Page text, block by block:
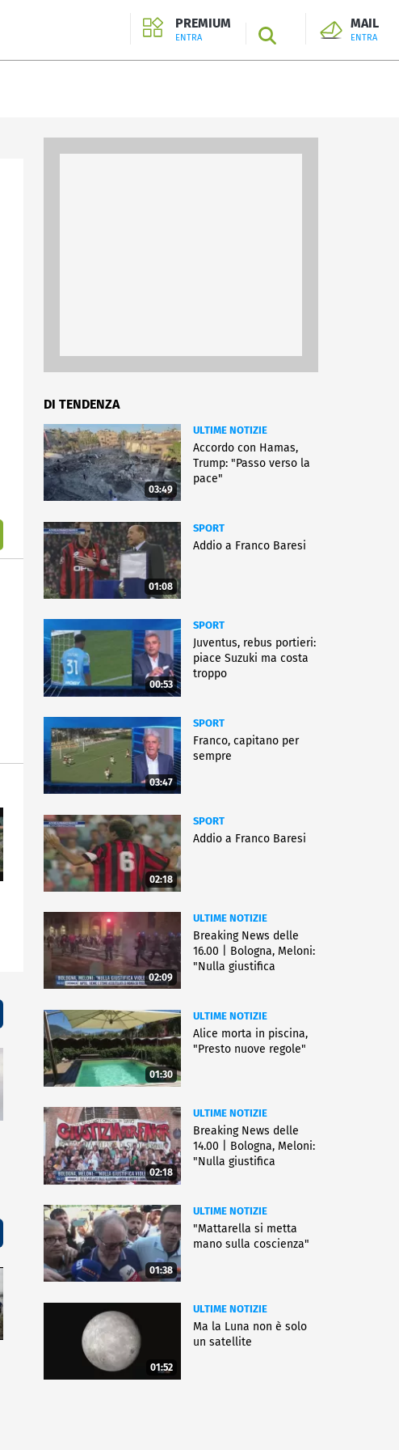
PREMIUM
ENTRA SEARCH
MAIL
ENTRA
DI TENDENZA
03:49
ULTIME NOTIZIE
Accordo con Hamas,
Trump: "Passo verso la
pace"
01:08
SPORT
Addio a Franco Baresi
00:53
SPORT
Juventus, rebus portieri:
piace Suzuki ma costa
troppo
03:47
SPORT
Franco, capitano per
sempre
02:18
SPORT
Addio a Franco Baresi
02:09
ULTIME NOTIZIE
Breaking News delle
16.00 | Bologna, Meloni:
"Nulla giustifica
01:30
ULTIME NOTIZIE
Alice morta in piscina,
"Presto nuove regole"
02:18
ULTIME NOTIZIE
Breaking News delle
14.00 | Bologna, Meloni:
"Nulla giustifica
01:38
ULTIME NOTIZIE
"Mattarella si metta
mano sulla coscienza"
01:52
ULTIME NOTIZIE
Ma la Luna non è solo
un satellite